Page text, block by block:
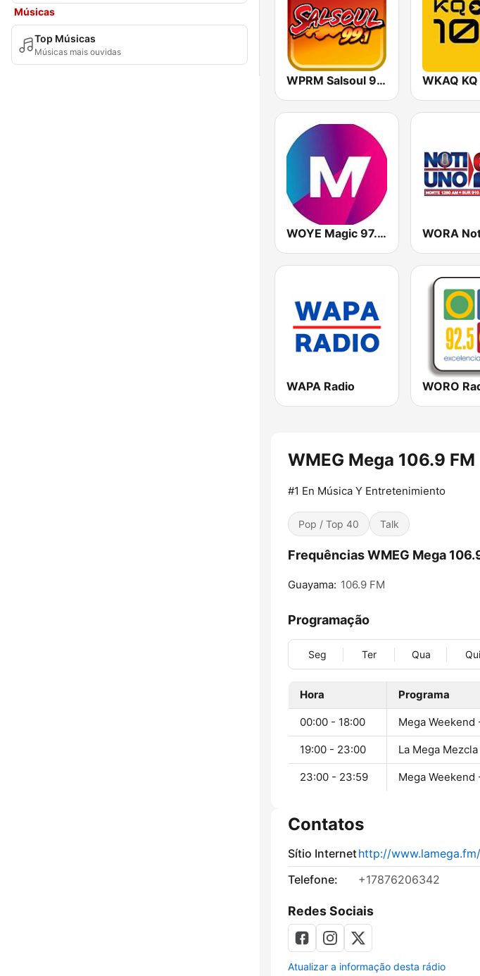
Músicas
Top Músicas
Músicas mais ouvidas
WPRM Salsoul 99.1 FM WKAQ
WOYE Magic 97.3 FM
WAPA Radio
WMEG Mega 106.9 FM
#1 En Música Y Entretenimiento
Pop / Top 40 Talk
Frequências WMEG Mega
Guayama: 106.9 FM
Programação
Seg Ter Qua Qui
Hora Programa
00:00 - 18:00 Mega Weekend
19:00 - 23:00 La Mega
23:00 - 23:59 Mega Weekend
Contatos
Sítio Internethttp://www.lamega.fm/
Telefone:
+17876206342
Redes Sociais
Atualizar a informação desta rádio